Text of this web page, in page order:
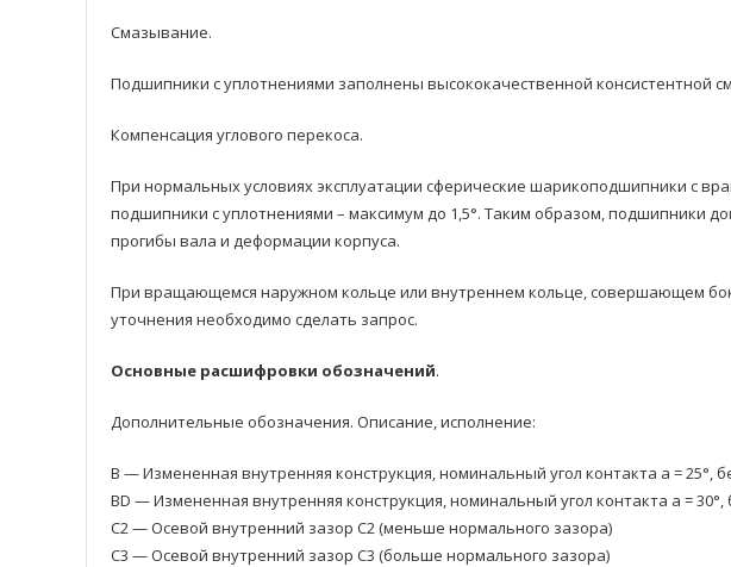
Смазывание.
Подшипники с уплотнениями заполнены высококачественной консистентной
Компенсация углового перекоса.
При нормальных условиях эксплуатации сферические шарикоподшипники с
подшипники с уплотнениями – максимум до 1,5°. Таким образом, подшипники
прогибы валa и деформации корпусa.
При вращающемся наружном кольце или внутреннем кольце, совершающем
уточнения необходимо сделать запрос.
Основные расшифровки обозначений.
Дополнительные обозначения. Описание, исполнение:
B — Измененная внутренняя конструкция, номинальный угол контакта a = 25°,
BD — Измененная внутренняя конструкция, номинальный угол контакта a =
C2 — Осевой внутренний зазор C2 (меньше нормального зазора)
C3 — Осевой внутренний зазор C3 (больше нормального зазора)